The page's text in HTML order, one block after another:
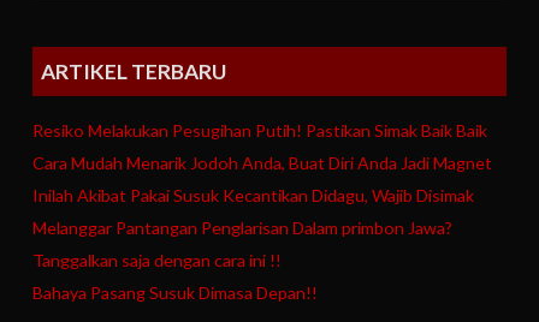
ARTIKEL TERBARU
Resiko Melakukan Pesugihan Putih! Pastikan Simak Baik Baik
Cara Mudah Menarik Jodoh Anda, Buat Diri Anda Jadi Magnet
Inilah Akibat Pakai Susuk Kecantikan Didagu, Wajib Disimak
Melanggar Pantangan Penglarisan Dalam primbon Jawa?
Tanggalkan saja dengan cara ini !!
Bahaya Pasang Susuk Dimasa Depan!!